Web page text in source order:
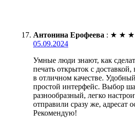
Антонина Ерофеева : ★ ★ ★
05.09.2024
Умные люди знают, как
печать открыток с
в отличном качестве.
простой интерфейс. Выбор
разнообразный, легко
отправили сразу же, адресат
Рекомендую!